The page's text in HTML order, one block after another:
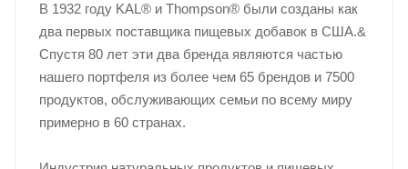
В 1932 году KAL® и Thompson® были созданы как
два первых поставщика пищевых добавок в США.&
Спустя 80 лет эти два бренда являются частью
нашего портфеля из более чем 65 брендов и 7500
продуктов, обслуживающих семьи по всему миру
примерно в 60 странах.